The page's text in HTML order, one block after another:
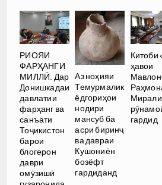
РИОЯИ
ФАРҲАНГИ
МИЛЛӢ. Дар
Донишкадаи
давлатии
фарҳанг ва
санъати
Тоҷикистон
барои
блогерон
даври
омӯзишӣ
Аз ноҳияи
Темурмалик
ёдгориҳои
нодири
мансуб ба
асри биринҷ
ва давраи
Кушониён
бозёфт
гардиданд
Китоби
ҳавои
гардид